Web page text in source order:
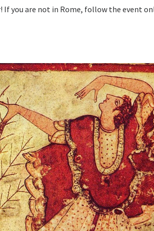
you are not in Rome, follow the event